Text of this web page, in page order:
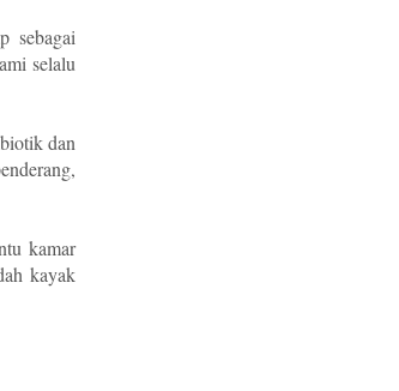
sebagai
selalu
dan
kamar
kayak